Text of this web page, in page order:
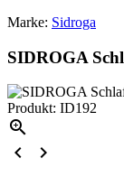
Marke: Sidroga
SIDROGA
Produkt: ID192


